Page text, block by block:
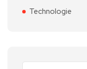
Technologie